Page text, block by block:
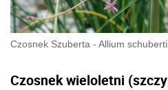
Czosnek Szuberta - Allium
Czosnek wieloletni